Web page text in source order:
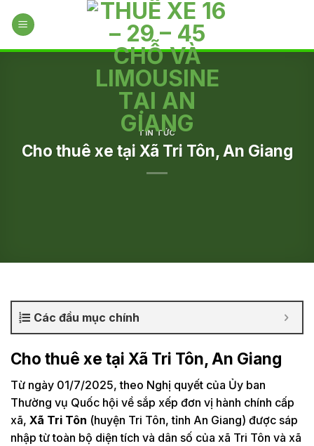
TIN TỨC
Cho thuê xe tại Xã Tri Tôn, An Giang
Các đầu mục chính
Cho thuê xe tại Xã Tri Tôn, An Giang
Từ ngày 01/7/2025, theo Nghị quyết của Ủy ban
Thường vụ Quốc hội về sắp xếp đơn vị hành chính cấp
xã, Xã Tri Tôn (huyện Tri Tôn, tỉnh An Giang) được sáp
nhập từ toàn bộ diện tích và dân số của xã Tri Tôn và xã